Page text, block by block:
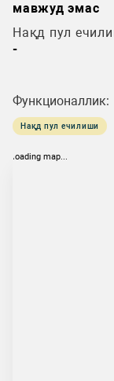
мавжуд эмас
Нақд пул
-
Функционаллик:
Нақд пул ечилиши
loading map...